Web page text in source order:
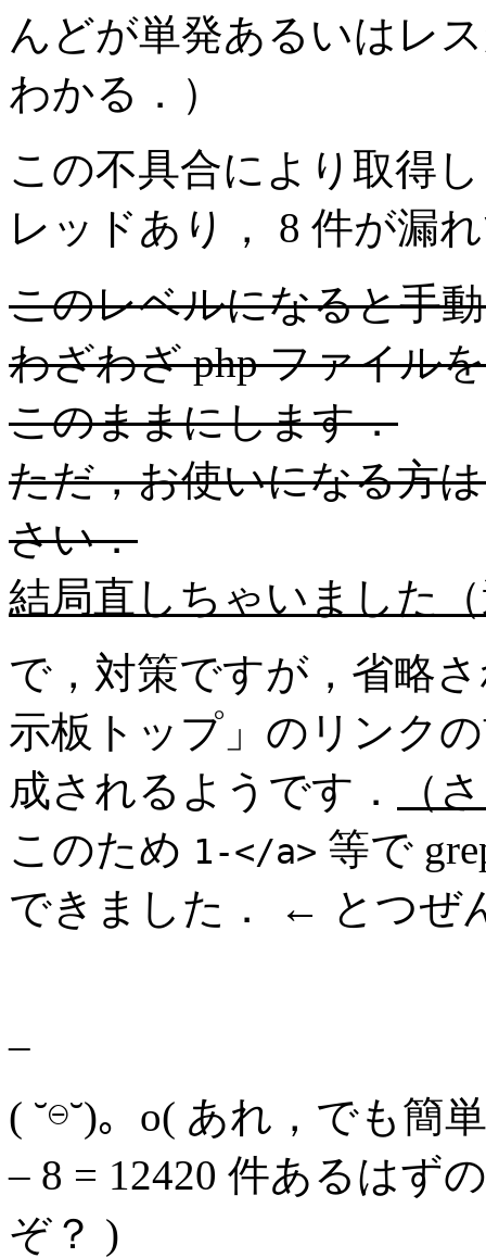
んどが単発あるいはレ
わかる．）
この不具合により取得
レッドあり， 8 件が漏
このレベルになると手
わざわざ php ファイル
このままにします．
ただ，お使いになる方
さい．
結局直しちゃいました
で，対策ですが，省略
示板トップ」のリンク
成されるようです．
（
このため 1-</a> 等で
できました． ← とつぜ
–
( ˘⊖˘)。o( あれ，でも簡
– 8 = 12420 件あるはず
ぞ？ )